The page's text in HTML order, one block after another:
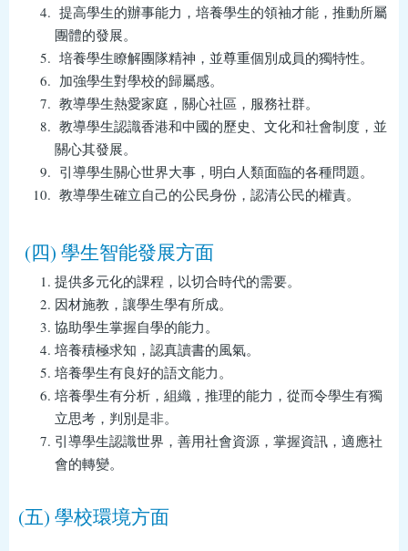
提高學生的辦事能力，培養學生的領袖才能，推動所屬
團體的發展。
培養學生瞭解團隊精神，並尊重個別成員的獨特性。
加強學生對學校的歸屬感。
教導學生熱愛家庭，關心社區，服務社群。
教導學生認識香港和中國的歷史、文化和社會制度，並
關心其發展。
引導學生關心世界大事，明白人類面臨的各種問題。
教導學生確立自己的公民身份，認清公民的權責。
(四) 學生智能發展方面
提供多元化的課程，以切合時代的需要。
因材施教，讓學生學有所成。
協助學生掌握自學的能力。
培養積極求知，認真讀書的風氣。
培養學生有良好的語文能力。
培養學生有分析，組織，推理的能力，從而令學生有獨
立思考，判別是非。
引導學生認識世界，善用社會資源，掌握資訊，適應社
會的轉變。
(五) 學校環境方面